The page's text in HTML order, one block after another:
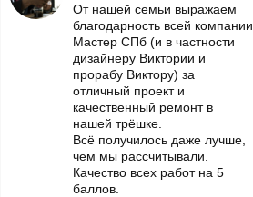
От нашей семьи выражаем
благодарность всей компании
Мастер СПб (и в частности
дизайнеру Виктории и
прорабу Виктору) за
отличный проект и
качественный ремонт в
нашей трёшке.
Всё получилось даже лучше,
чем мы рассчитывали.
Качество всех работ на 5
баллов.